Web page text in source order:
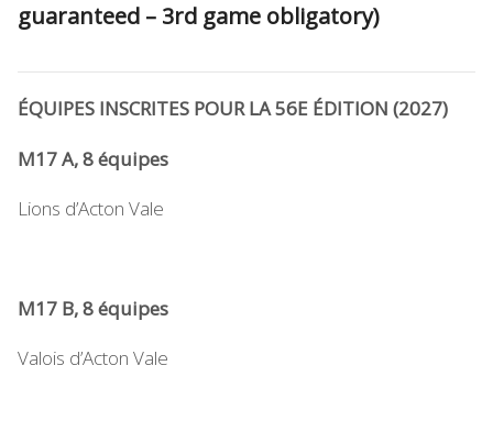
guaranteed – 3rd game obligatory)
ÉQUIPES INSCRITES POUR LA 56E ÉDITION (2027)
M17 A, 8 équipes
Lions d’Acton Vale
M17 B, 8 équipes
Valois d’Acton Vale